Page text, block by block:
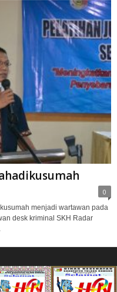
0
menjadi wartawan pada
desk kriminal SKH Radar